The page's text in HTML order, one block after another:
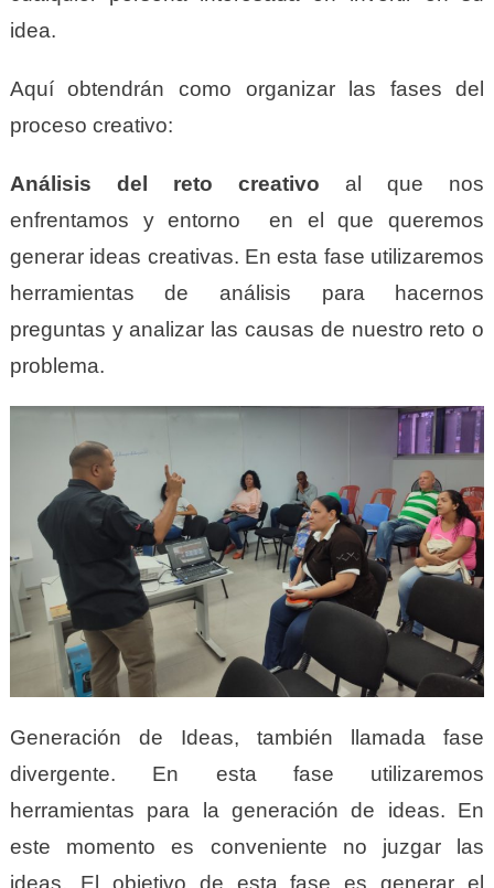
idea.
Aquí obtendrán como organizar las fases del
proceso creativo:
Análisis del reto creativo al que nos
enfrentamos y entorno en el que queremos
generar ideas creativas. En esta fase utilizaremos
herramientas de análisis para hacernos
preguntas y analizar las causas de nuestro reto o
problema.
Generación de Ideas, también llamada fase
divergente. En esta fase utilizaremos
herramientas para la generación de ideas. En
este momento es conveniente no juzgar las
ideas. El objetivo de esta fase es generar el